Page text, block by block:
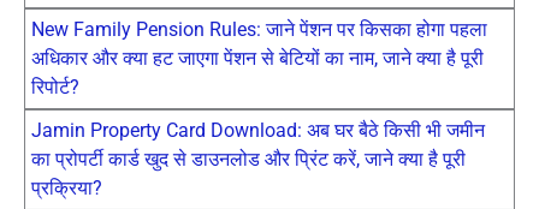
New Family Pension Rules: जाने पेंशन पर किसका होगा पहला
अधिकार और क्या हट जाएगा पेंशन से बेटियों का नाम, जाने क्या है पूरी
रिपोर्ट?
Jamin Property Card Download: अब घर बैठे किसी भी जमीन
का प्रोपर्टी कार्ड खुद से डाउनलोड और प्रिंट करें, जाने क्या है पूरी
प्रक्रिया?